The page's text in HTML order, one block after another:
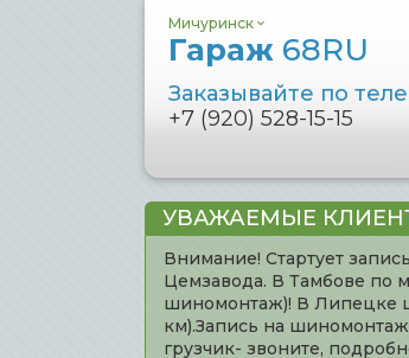
Мичуринск
Гараж 68RU
Заказывайте по
+7 (920) 528-15-15
УВАЖАЕМЫЕ
Внимание! Стартует
Цемзавода. В Тамбове по
шиномонтаж)! В Липецке
км).Запись на
грузчик- звоните,